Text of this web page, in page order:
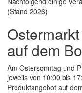
(Stand 2026)
auf dem
Am Ostersonntag und
jeweils von 10:00 bis
Produktangebot auf